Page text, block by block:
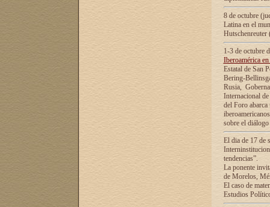
8 de octubre
Latina en el
1-3 de octubre
Iberoamérica
Estatal de San
Bering-
Rusia,
Internacional
del Foro
sobre el
El dia de 17 de
tendencias”.
La ponente
de Morelos,
El caso de
Estudios